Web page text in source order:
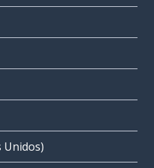
Unidos)